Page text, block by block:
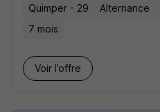
Quimper - 29 Alternance
7 mois
Voir l’offre